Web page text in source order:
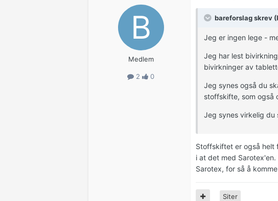
Medlem
2 0
bareforslag skrev
Jeg er ingen lege -
Jeg har lest
bivirkninger av
Jeg synes også du
stoffskifte, som også
Jeg synes virkelig du
Stoffskiftet er også helt
i at det med
Sarotex, for så å
Siter